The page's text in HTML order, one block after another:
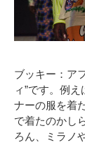
ブッキー：ア
ィ”です。例
ナーの服を着
で着たのかし
ろん、ミラノ